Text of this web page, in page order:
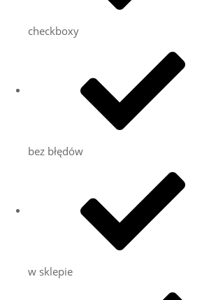
checkboxy
bez błędów
w sklepie